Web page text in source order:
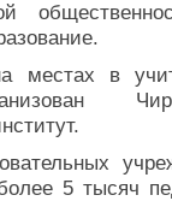
местах в
5 тысяч